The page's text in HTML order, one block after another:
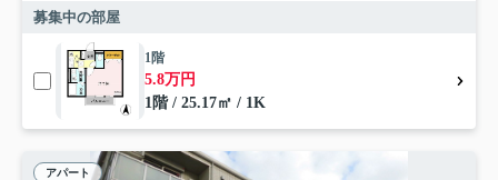
募集中の部屋
1階
5.8万円
1階 / 25.17㎡ / 1K
アパート